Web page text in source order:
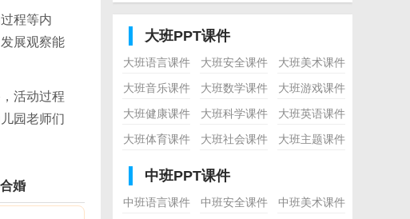
程等内
展观察能
活动过程
园老师们
婚
大班PPT课件
大班语言课件 大班安全课件
大班美术课件
大班音乐课件
大班数学课件
大班游戏课件
大班健康课件
大班科学课件
大班英语课件
大班体育课件
大班社会课件 大班主题课件
中班PPT课件
中班语言课件 中班安全课件
中班美术课件